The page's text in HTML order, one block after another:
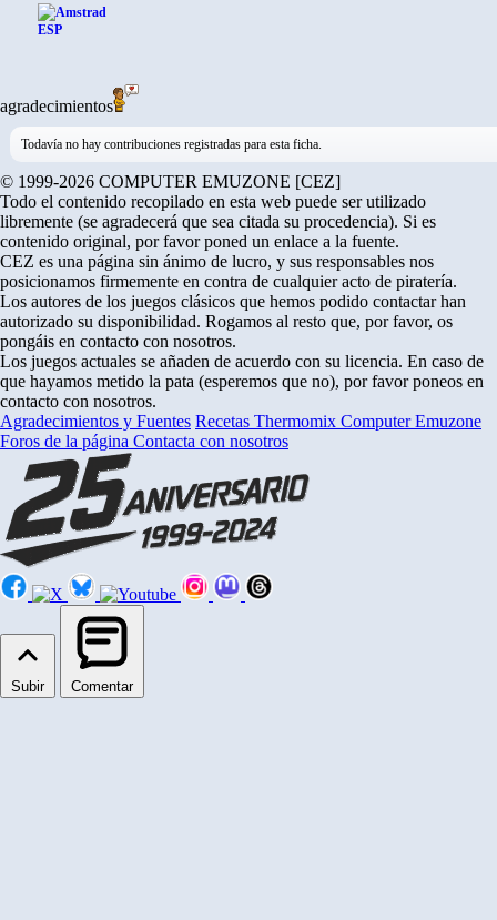
agradecimientos
Todavía no hay contribuciones registradas para esta ficha.
© 1999-2026 COMPUTER EMUZONE [CEZ]
Todo el contenido recopilado en esta web puede ser utilizado
libremente (se agradecerá que sea citada su procedencia). Si es
contenido original, por favor poned un enlace a la fuente.
CEZ es una página sin ánimo de lucro, y sus responsables nos
posicionamos firmemente en contra de cualquier acto de piratería.
Los autores de los juegos clásicos que hemos podido contactar han
autorizado su disponibilidad. Rogamos al resto que, por favor, os
pongáis en contacto con nosotros.
Los juegos actuales se añaden de acuerdo con su licencia. En caso de
que hayamos metido la pata (esperemos que no), por favor poneos en
contacto con nosotros.
Agradecimientos y Fuentes Recetas Thermomix Computer Emuzone
Foros de la página Contacta con nosotros
Subir Comentar